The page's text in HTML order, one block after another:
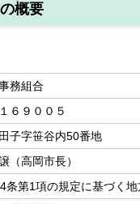
概要
務組合
６９００５
子字笹谷内50番地
高岡市長）
条第1項の規定に基づく